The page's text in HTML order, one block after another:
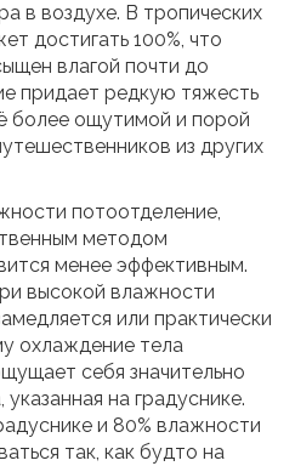
в воздухе. В тропических
достигать 100%, что
влагой почти до
придает редкую тяжесть
более ощутимой и порой
из других
потоотделение,
методом
менее эффективным.
высокой влажности
или практически
охлаждение тела
себя значительно
на градуснике.
и 80% влажности
так, как будто на